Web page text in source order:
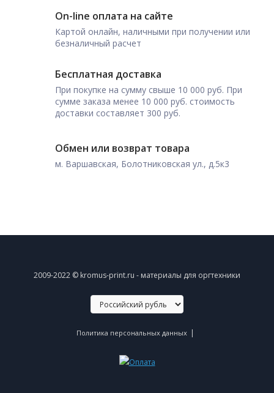
On-line оплата на сайте
Картой онлайн, наличными при получении или
безналичный расчет
Бесплатная доставка
При покупке на сумму свыше 10 000 руб. При
сумме заказа менее 10 000 руб. стоимость
доставки составляет 300 руб.
Обмен или возврат товара
м. Варшавская, Болотниковская ул., д.5к3
2009-2022 © kromus-print.ru - материалы для оргтехники
Политика персональных данных |